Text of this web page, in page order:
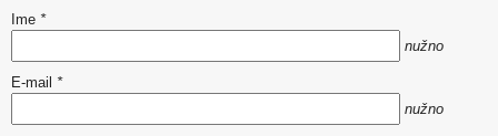
Ime *
nužno
E-mail *
nužno